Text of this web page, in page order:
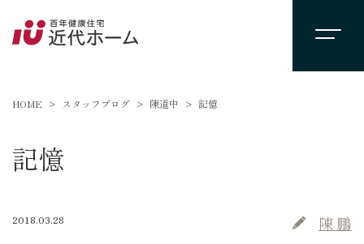
HOME スタッフブログ 陳道中 記憶
記憶
2018.03.28 陳 鵬